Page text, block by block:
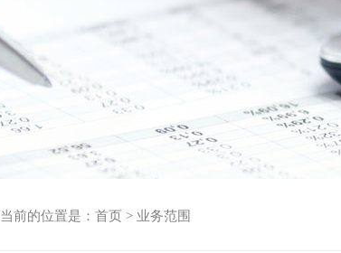
当前的位置是： 首页 > 业务范围